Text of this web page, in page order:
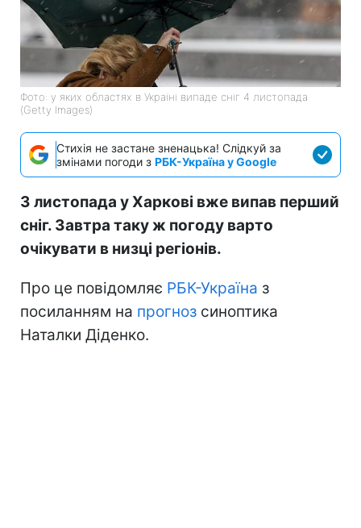
Фото: у яких областях в Україні випаде сніг 4 листопада
(Getty Images)
Стихія не застане зненацька! Слідкуй за
змінами погоди з РБК-Україна у Google
3 листопада у Харкові вже випав перший
сніг. Завтра таку ж погоду варто
очікувати в низці регіонів.
Про це повідомляє РБК-Україна з
посиланням на прогноз синоптика
Наталки Діденко.